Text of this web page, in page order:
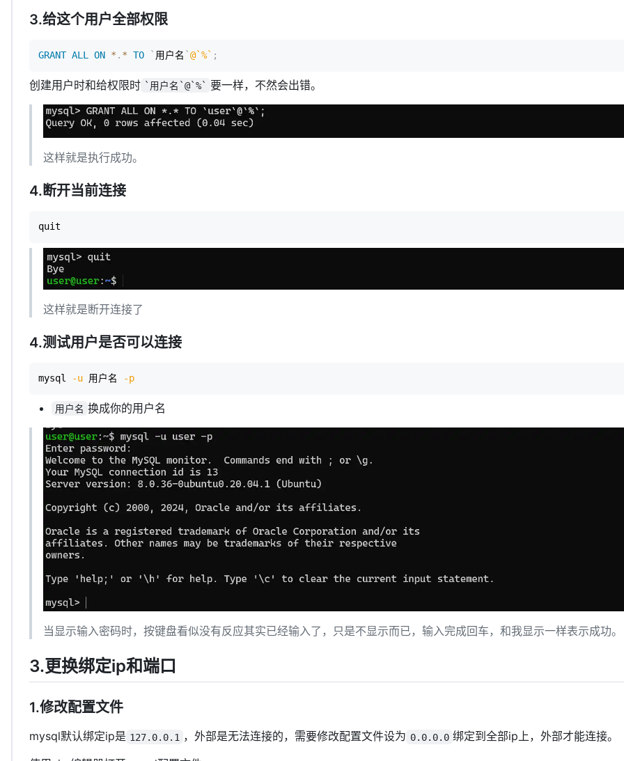
3.给这个用户全部权限
GRANT ALL ON * . * TO ` 用户名 `@`%` ;
创建用户时和给权限时 `用户名`@`%` 要一样，不然会出错。
这样就是执行成功。
4.断开当前连接
quit
这样就是断开连接了
4.测试用户是否可以连接
mysql -u 用户名 -p
用户名 换成你的用户名
当显示输入密码时，按键盘看似没有反应其实已经输入了，只是不显示而已，输入完成回车，和我显示一样表示成功。
3.更换绑定ip和端口
1.修改配置文件
mysql默认绑定ip是 127.0.0.1 ，外部是无法连接的，需要修改配置文件设为 0.0.0.0 绑定到全部ip上，外部才能连接。